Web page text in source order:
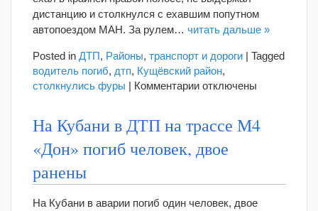
дистанцию и столкнулся с ехавшим попутном
автопоездом МАН. За рулем… читать дальше »
Posted in ДТП, Районы, транспорт и дороги | Tagged
водитель погиб, дтп, Кущёвский район,
столкнулись фуры | Комментариик
М-4
«Дон»
под
три
отключены
На Кубани в ДТП на трассе М4
«Дон» погиб человек, двое
ранены
На Кубани в аварии погиб один человек, двое